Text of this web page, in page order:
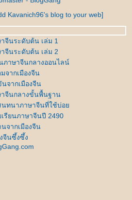
Kavanich96's blog to your web]
จีนระดับต้น เล่ม 1
จีนระดับต้น เล่ม 2
ภาษาจีนกลางออนไลน์
จากเมืองจีน
จากเมืองจีน
จีนกลางขั้นพื้นฐาน
นทนาภาษาจีนที่ใช้บ่อ
รียนภาษาจีนปี 2490
จากเมืองจีน
จีนซึ้งซึ้ง